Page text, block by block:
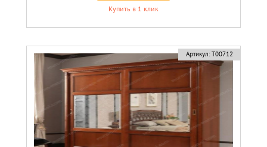
Купить в 1 клик
Артикул: Т00712